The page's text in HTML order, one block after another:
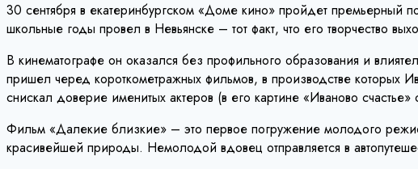
30 сентября в екатеринбургском «Доме кино» пройдет
школьные годы провел в Невьянске – тот факт, что его творчество
В кинематографе он оказался без профильного образования и
пришел черед короткометражных фильмов, в производстве которых
снискал доверие именитых актеров (в его картине «Иваново
Фильм «Далекие близкие» – это первое погружение молодого
красивейшей природы. Немолодой вдовец отправляется в